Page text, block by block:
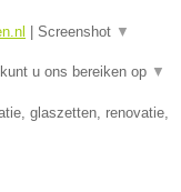
Screenshot ▼
u ons bereiken op ▼
glaszetten, renovatie,